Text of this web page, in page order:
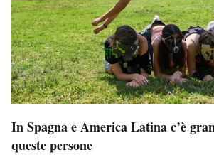
In Spagna e America Latina c’è
queste persone